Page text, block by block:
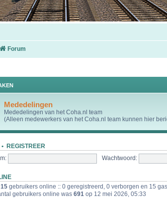
Forum
Mededelingen
Mededelingen van het Coha.nl team
(Alleen medewerkers van het Coha.nl team kunnen hier
• REGISTREER
Wachtwoord:
15 gebruikers online :: 0 geregistreerd, 0 verborgen en 15
gebruikers online was 691 op 12 mei 2026, 05:33